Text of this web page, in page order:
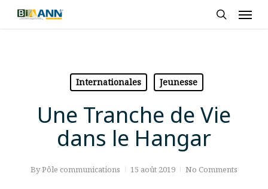
Skip
Internationales Jeunesse
Une Tranche de Vie
dans le Hangar
ByPôle communications 15 août 2019 No Comments